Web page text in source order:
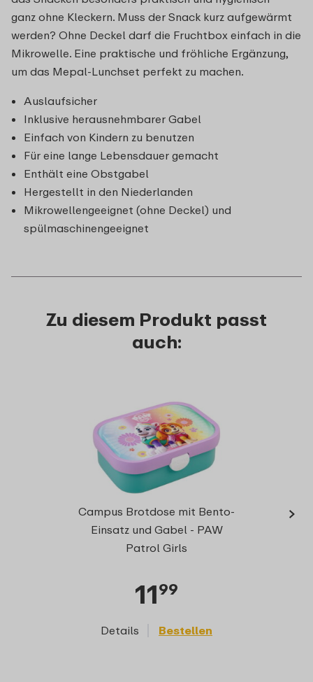
ganz ohne Kleckern. Muss der Snack kurz aufgewärmt
werden? Ohne Deckel darf die Fruchtbox einfach in die
Mikrowelle. Eine praktische und fröhliche Ergänzung,
um das Mepal-Lunchset perfekt zu machen.
Auslaufsicher
Inklusive herausnehmbarer Gabel
Einfach von Kindern zu benutzen
Für eine lange Lebensdauer gemacht
Enthält eine Obstgabel
Hergestellt in den Niederlanden
Mikrowellengeeignet (ohne Deckel) und
spülmaschinengeeignet
Zu diesem Produkt passt
auch:
Campus Brotdose mit Bento-
Einsatz und Gabel - PAW
Patrol Girls
1199
Details Bestellen
›